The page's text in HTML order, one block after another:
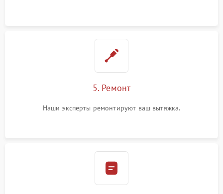
5. Ремонт
Наши эксперты ремонтируют ваш вытяжка.